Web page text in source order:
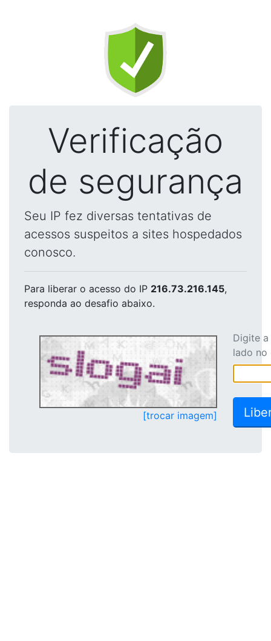
Verificação
de segurança
Seu IP fez diversas tentativas de
acessos suspeitos a sites hospedados
conosco.
Para liberar o acesso do IP 216.73.216.145,
responda ao desafio abaixo.
[trocar imagem]
Digite
lado no